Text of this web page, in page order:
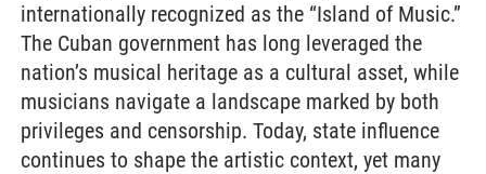
internationally recognized as the “Island of Music.”
The Cuban government has long leveraged the
nation’s musical heritage as a cultural asset, while
musicians navigate a landscape marked by both
privileges and censorship. Today, state influence
continues to shape the artistic context, yet many